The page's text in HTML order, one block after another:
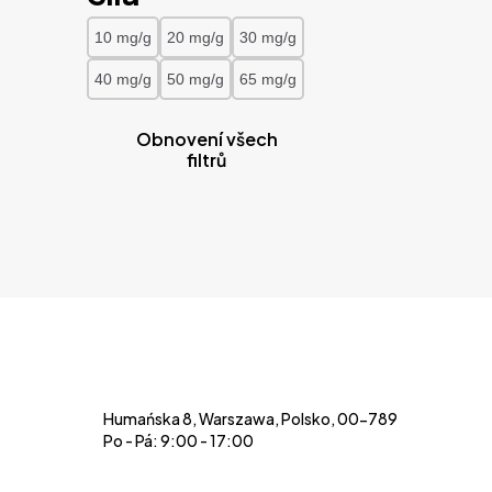
10 mg/g 20 mg/g 30 mg/g
40 mg/g 50 mg/g 65 mg/g
Obnovení všech
filtrů
Humańska 8, Warszawa, Polsko, 00-789
Po - Pá: 9:00 - 17:00